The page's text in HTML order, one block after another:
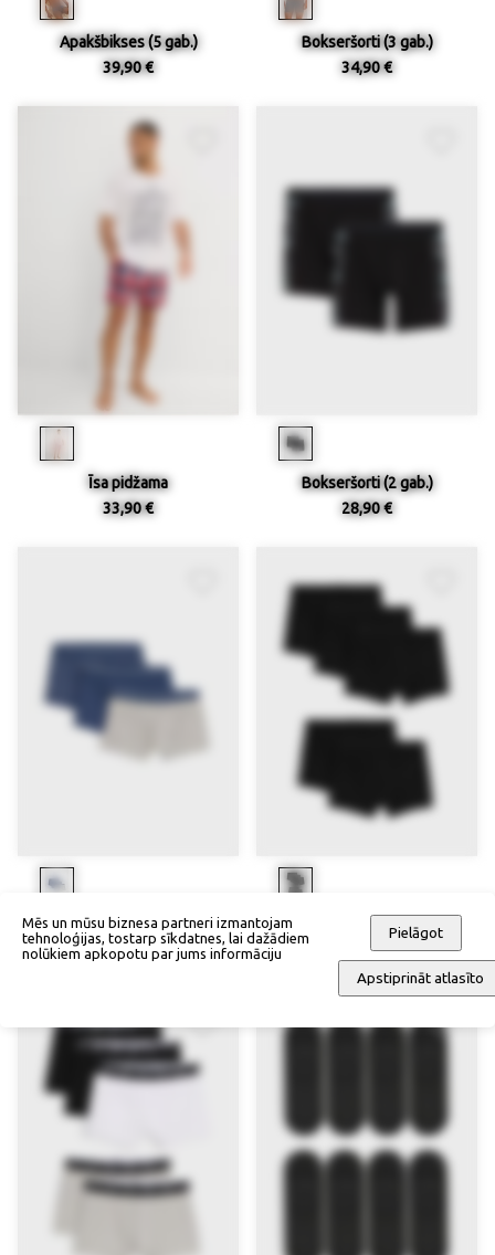
Apakšbikses (5 gab.)
39,90 €
Bokseršorti (3 gab.)
34,90 €
Īsa pidžama
33,90 €
Bokseršorti (2 gab.)
28,90 €
Bokseršorti (3 gab.)
32,90 €
Bokseršorti (5 gab.)
35,90 €
Mēs un mūsu biznesa partneri izmantojam
tehnoloģijas, tostarp sīkdatnes, lai dažādiem
nolūkiem apkopotu par jums informāciju
Pielāgot
Apstiprināt atlasīto